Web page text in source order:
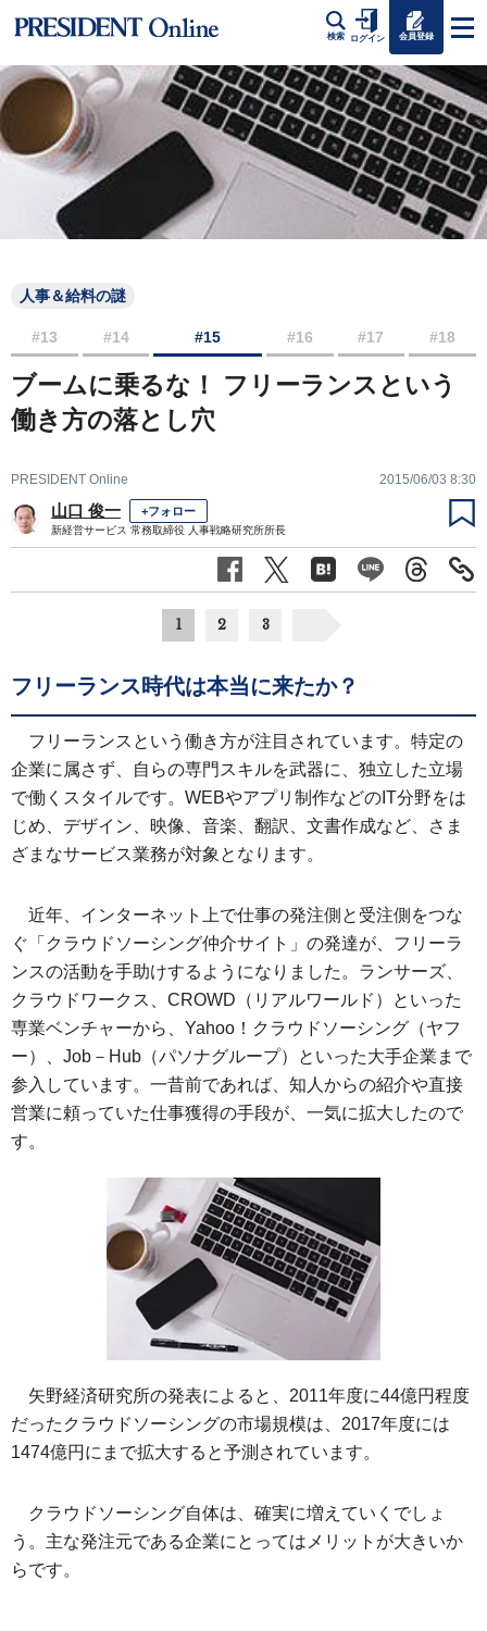
検索 ログイン 会員登録
人事＆給料の謎
#13 #14 #15 #16 #17 #18
ブームに乗るな！ フリーランスという
働き方の落とし穴
PRESIDENT Online 2015/06/03 8:30
山口 俊一 +フォロー
新経営サービス 常務取締役 人事戦略研究所所長
1 2 3
フリーランス時代は本当に来たか？
フリーランスという働き方が注目されています。特定の
企業に属さず、自らの専門スキルを武器に、独立した立場
で働くスタイルです。WEBやアプリ制作などのIT分野をは
じめ、デザイン、映像、音楽、翻訳、文書作成など、さま
ざまなサービス業務が対象となります。
近年、インターネット上で仕事の発注側と受注側をつな
ぐ「クラウドソーシング仲介サイト」の発達が、フリーラ
ンスの活動を手助けするようになりました。ランサーズ、
クラウドワークス、CROWD（リアルワールド）といった
専業ベンチャーから、Yahoo！クラウドソーシング（ヤフ
ー）、Job－Hub（パソナグループ）といった大手企業まで
参入しています。一昔前であれば、知人からの紹介や直接
営業に頼っていた仕事獲得の手段が、一気に拡大したので
す。
矢野経済研究所の発表によると、2011年度に44億円程度
だったクラウドソーシングの市場規模は、2017年度には
1474億円にまで拡大すると予測されています。
クラウドソーシング自体は、確実に増えていくでしょ
う。主な発注元である企業にとってはメリットが大きいか
らです。